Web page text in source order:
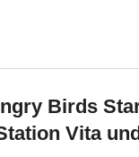
Birds
Vita